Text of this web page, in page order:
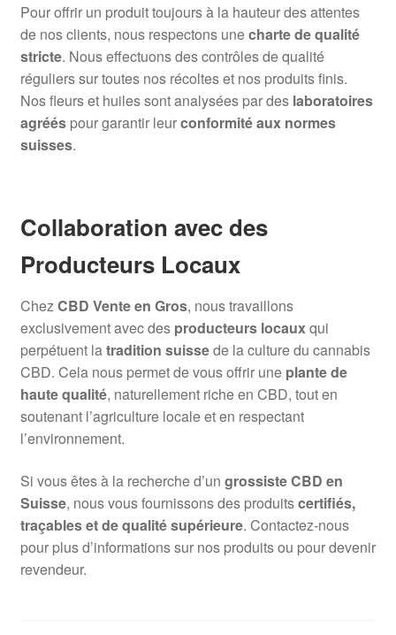
Pour offrir un produit toujours à la hauteur des attentes
de nos clients, nous respectons unecharte de qualité
stricte. Nous effectuons des contrôles de qualité
réguliers sur toutes nos récoltes et nos produits finis.
Nos fleurs et huiles sont analysées par des laboratoires
agrééspour garantir leurconformité aux normes
suisses.
Collaboration avec des
Producteurs Locaux
ChezCBD Vente en Gros, nous travaillons
exclusivement avec des producteurs locauxqui
perpétuent latradition suissede la culture du cannabis
CBD. Cela nous permet de vous offrir une plante de
haute qualité, naturellement riche en CBD, tout en
soutenant l’agriculture locale et en respectant
l’environnement.
Si vous êtes à la recherche d’un grossiste CBD en
Suisse, nous vous fournissons des produitscertifiés,
traçables et de qualité supérieure. Contactez-nous
pour plus d’informations sur nos produits ou pour devenir
revendeur.